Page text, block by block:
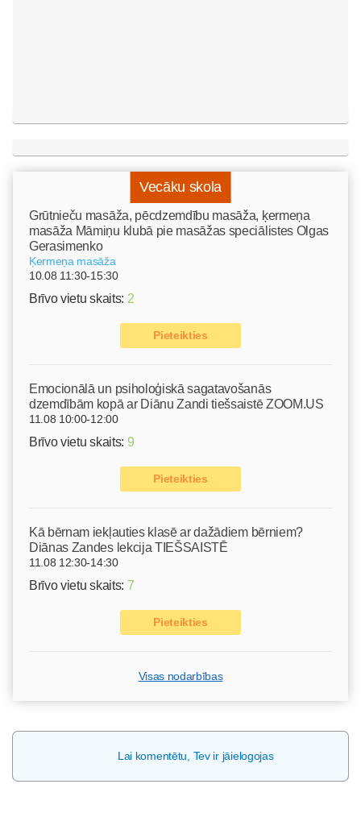
Vecāku skola
Grūtnieču masāža, pēcdzemdību masāža, ķermeņa
masāža Māmiņu klubā pie masāžas speciālistes Olgas
Gerasimenko
Ķermeņa masāža
10.08 11:30-15:30
Brīvo vietu skaits: 2
Pieteikties
Emocionālā un psiholoģiskā sagatavošanās
dzemdībām kopā ar Diānu Zandi tiešsaistē ZOOM.US
11.08 10:00-12:00
Brīvo vietu skaits: 9
Pieteikties
Kā bērnam iekļauties klasē ar dažādiem bērniem?
Diānas Zandes lekcija TIEŠSAISTĒ
11.08 12:30-14:30
Brīvo vietu skaits: 7
Pieteikties
Visas nodarbības
Lai komentētu, Tev ir jāielogojas